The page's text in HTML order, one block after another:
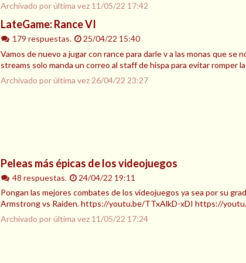
Archivado por última vez 11/05/22 17:42
LateGame: Rance VI
179 respuestas.
25/04/22 15:40
Vamos de nuevo a jugar con rance para darle v a las monas que
streams solo manda un correo al staff de hispa para evitar
Archivado por última vez 26/04/22 23:27
Peleas más épicas de los videojuegos
48 respuestas.
24/04/22 19:11
Pongan las mejores combates de los videojuegos ya sea por su
Armstrong vs Raiden. https://youtu.be/TTxAlkD-xDI https://
Archivado por última vez 11/05/22 17:24